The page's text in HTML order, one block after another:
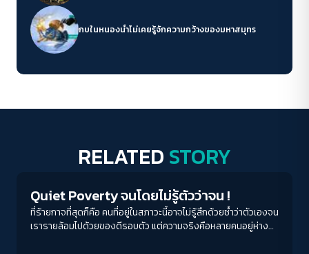
กบในหนองน้ำไม่เคยรู้จักความกว้างของมหาสมุทร
RELATED STORY
Quiet Poverty จนโดยไม่รู้ตัวว่าจน !
ที่ร้ายกาจที่สุดก็คือ คนที่อยู่ในสภาวะนี้อาจไม่รู้สึกด้วยซ้ำว่าตัวเองจน
เรารายล้อมไปด้วยของดีรอบตัว แต่ความจริงคือหลายคนอยู่ห่าง